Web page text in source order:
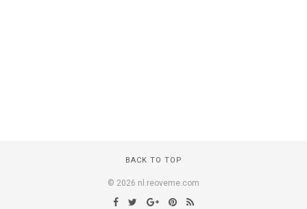
BACK TO TOP
© 2026 nl.reoveme.com